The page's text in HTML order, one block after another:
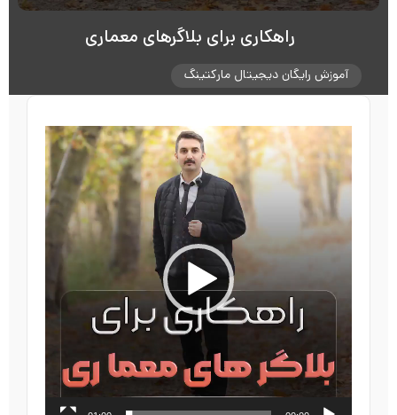
راهکاری برای بلاگرهای معماری
آموزش رایگان دیجیتال مارکتینگ
نمایشگر
ویدیو